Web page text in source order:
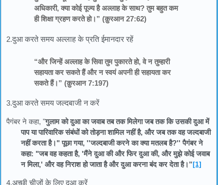
अधिकारी, क्या कोई पूज्य है अल्लाह के साथ? तुम बहुत कम
ही शिक्षा ग्रहण करते हो।” (क़ुरआन 27:62)
2.दुआ करते समय अल्लाह के प्रति ईमानदार रहें
“और जिन्हें अल्लाह के सिवा तुम पुकारते हो, वे न तुम्हारी
सहायता कर सकते हैं और न स्वयं अपनी ही सहायता कर
सकते हैं।” (क़ुरआन 7:197)
3.दुआ करते समय जल्दबाजी न करें
पैगंबर ने कहा, "गुलाम को दुआ का जवाब तब तक मिलेगा जब तक कि उसकी दुआ में
पाप या पारिवारिक संबंधों को तोड़ना शामिल नहीं है, और जब तक वह जल्दबाजी
नहीं करता है।" पूछा गया, ''जल्दबाजी करने का क्या मतलब है?'' पैगंबर ने
कहा: "जब वह कहता है, 'मैंने दुआ की और फिर दुआ की, और मुझे कोई जवाब
न मिला,' और वह निराश हो जाता है और दुआ करना बंद कर देता है।”[1]
4.अच्छी चीजों के लिए दुआ करें